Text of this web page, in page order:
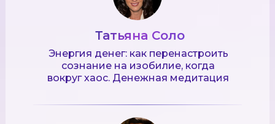
Энергия денег: как перенастроить
сознание на изобилие, когда
вокруг хаос. Денежная медитация
Татьяна Соло